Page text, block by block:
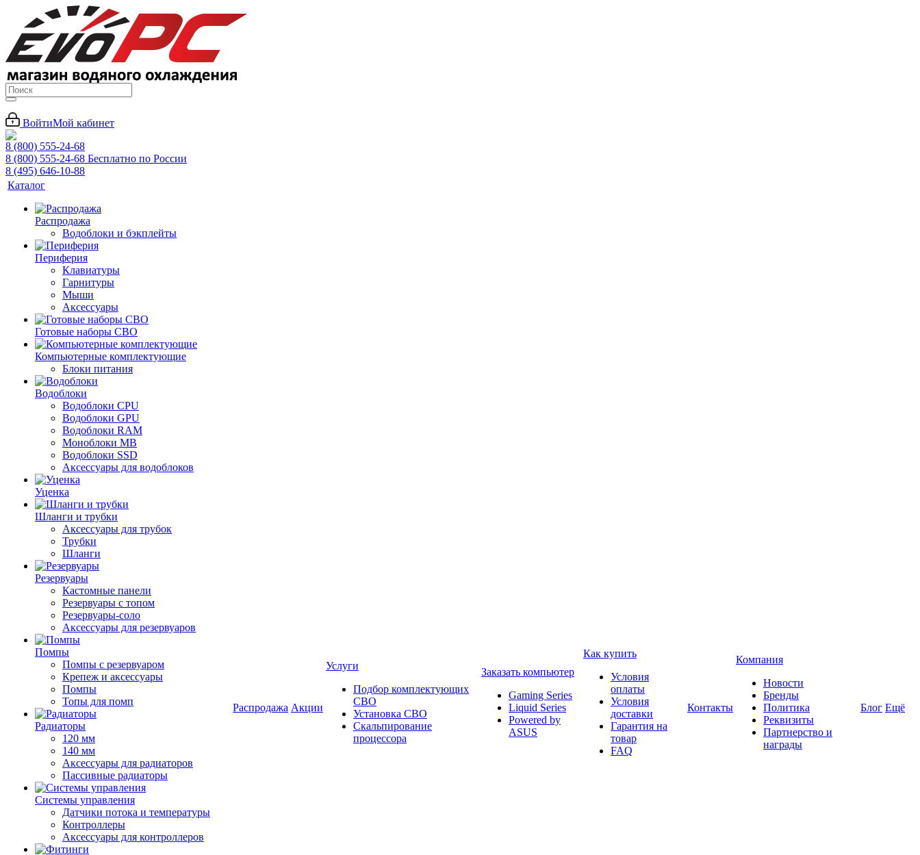
ВойтиМой кабинет
8 (800) 555-24-68
8 (800) 555-24-68 Бесплатно по России
8 (495) 646-10-88
Каталог
Распродажа
Водоблоки и бэкплейты
Периферия
Клавиатуры
Гарнитуры
Мыши
Аксессуары
Готовые наборы СВО
Компьютерные комплектующие
Блоки питания
Водоблоки
Водоблоки CPU
Водоблоки GPU
Водоблоки RAM
Моноблоки MB
Водоблоки SSD
Аксессуары для водоблоков
Уценка
Шланги и трубки
Аксессуары для трубок
Трубки
Шланги
Резервуары
Кастомные панели
Резервуары с топом
Резервуары-соло
Аксессуары для резервуаров
Помпы
Помпы с резервуаром
Крепеж и аксессуары
Помпы
Топы для помп
Радиаторы
120 мм
140 мм
Аксессуары для радиаторов
Пассивные радиаторы
Системы управления
Датчики потока и температуры
Контроллеры
Аксессуары для контроллеров
Распродажа Акции
Услуги
Подбор комплектующих
СВО
Установка СВО
Скальпирование
процессора
Заказать компьютер
Gaming Series
Liquid Series
Powered by
ASUS
Как купить
Условия
оплаты
Условия
доставки
Гарантия на
товар
FAQ
Контакты
Компания
Новости
Бренды
Политика
Реквизиты
Партнерство и
награды
Блог Ещё